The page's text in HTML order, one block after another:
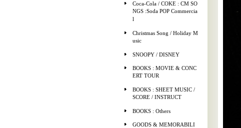
Coca-Cola / COKE : CM SO
NGS :Soda POP Commercia
l
Christmas Song / Holiday M
usic
SNOOPY / DISNEY
BOOKS : MOVIE & CONC
ERT TOUR
BOOKS : SHEET MUSIC /
SCORE / INSTRUCT
BOOKS : Others
GOODS & MEMORABILI